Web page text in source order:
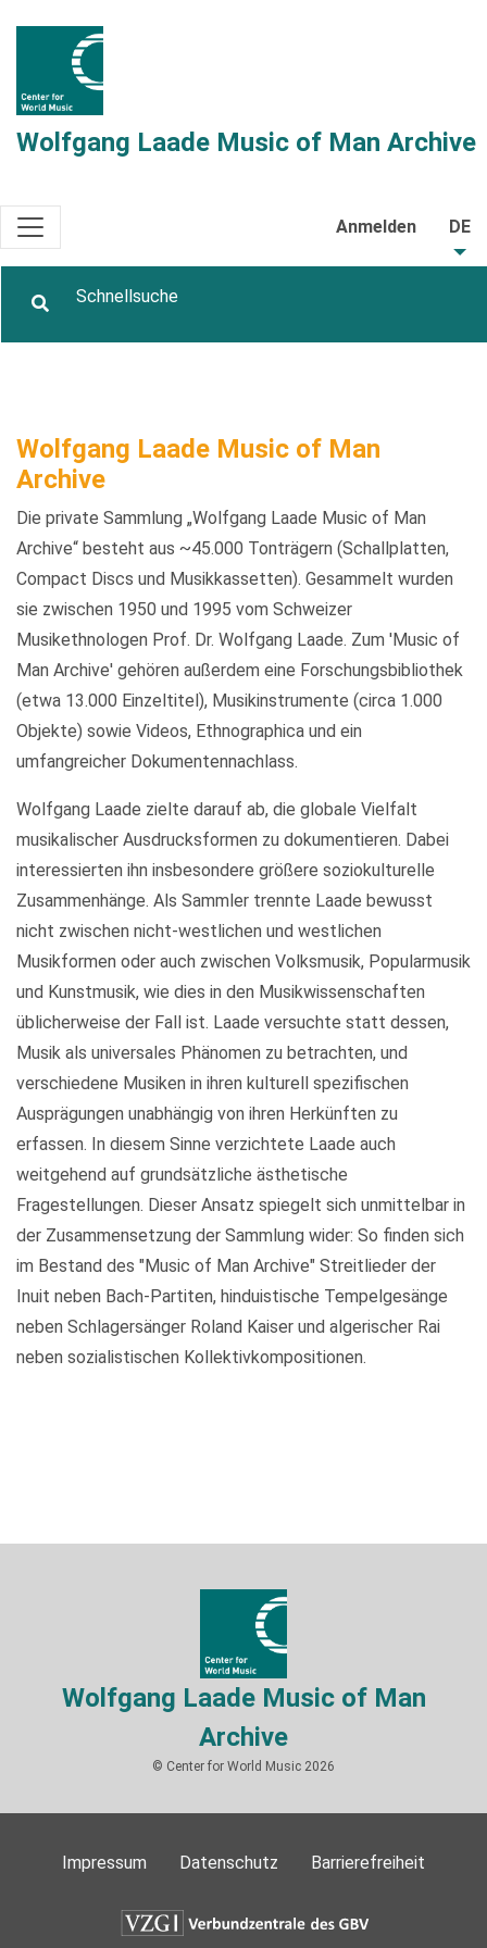
Wolfgang Laade Music of Man Archive
Anmelden DE
Wolfgang Laade Music of Man
Archive
Die private Sammlung „Wolfgang Laade Music of Man
Archive“ besteht aus ~45.000 Tonträgern (Schallplatten,
Compact Discs und Musikkassetten). Gesammelt wurden
sie zwischen 1950 und 1995 vom Schweizer
Musikethnologen Prof. Dr. Wolfgang Laade. Zum 'Music of
Man Archive' gehören außerdem eine Forschungsbibliothek
(etwa 13.000 Einzeltitel), Musikinstrumente (circa 1.000
Objekte) sowie Videos, Ethnographica und ein
umfangreicher Dokumentennachlass.
Wolfgang Laade zielte darauf ab, die globale Vielfalt
musikalischer Ausdrucksformen zu dokumentieren. Dabei
interessierten ihn insbesondere größere soziokulturelle
Zusammenhänge. Als Sammler trennte Laade bewusst
nicht zwischen nicht-westlichen und westlichen
Musikformen oder auch zwischen Volksmusik, Popularmusik
und Kunstmusik, wie dies in den Musikwissenschaften
üblicherweise der Fall ist. Laade versuchte statt dessen,
Musik als universales Phänomen zu betrachten, und
verschiedene Musiken in ihren kulturell spezifischen
Ausprägungen unabhängig von ihren Herkünften zu
erfassen. In diesem Sinne verzichtete Laade auch
weitgehend auf grundsätzliche ästhetische
Fragestellungen. Dieser Ansatz spiegelt sich unmittelbar in
der Zusammensetzung der Sammlung wider: So finden sich
im Bestand des "Music of Man Archive" Streitlieder der
Inuit neben Bach-Partiten, hinduistische Tempelgesänge
neben Schlagersänger Roland Kaiser und algerischer Rai
neben sozialistischen Kollektivkompositionen.
Wolfgang Laade Music of Man
Archive
© Center for World Music 2026
Impressum Datenschutz Barrierefreiheit